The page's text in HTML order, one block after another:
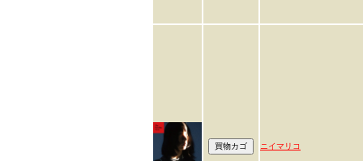
ニイマリコ